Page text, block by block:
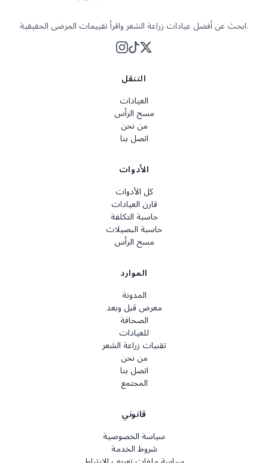
ابحث عن أفضل عيادات زراعة الشعر واقرأ تقييمات المرضى الحقيقية.
التنقل
العيادات
مسح الرأس
من نحن
اتصل بنا
الأدوات
كل الأدوات
قارن العيادات
حاسبة التكلفة
حاسبة البصيلات
مسح الرأس
الموارد
المدونة
معرض قبل وبعد
الصحافة
للعيادات
تقنيات زراعة الشعر
من نحن
اتصل بنا
المجتمع
قانوني
سياسة الخصوصية
شروط الخدمة